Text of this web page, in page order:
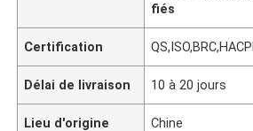
fiés
Certification
Délai de livraison 10 à 20 jours
Lieu d'origine Chine